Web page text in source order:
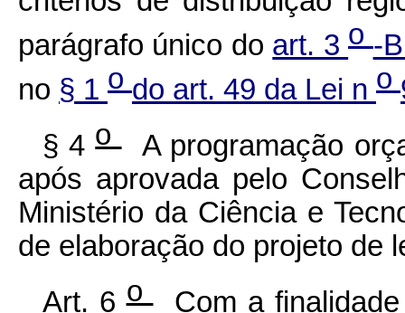
parágrafo único do art. 3o -
no § 1 o do art. 49 da Lei n o
§ 4o A programação
após aprovada pelo
Ministério da Ciência e
de elaboração do projeto de
Art. 6o Com a finalidade